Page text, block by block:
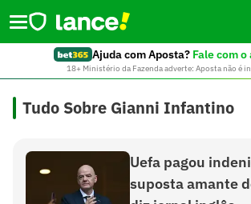
Ajuda com Aposta? Fale com
18+ Ministério da Fazenda adverte: Aposta não é
Tudo Sobre Gianni Infantino
Uefa pagou
suposta amante